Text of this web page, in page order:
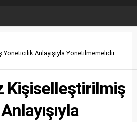
Yöneticilik Anlayışıyla Yönetilmemelidir
Kişiselleştirilmiş